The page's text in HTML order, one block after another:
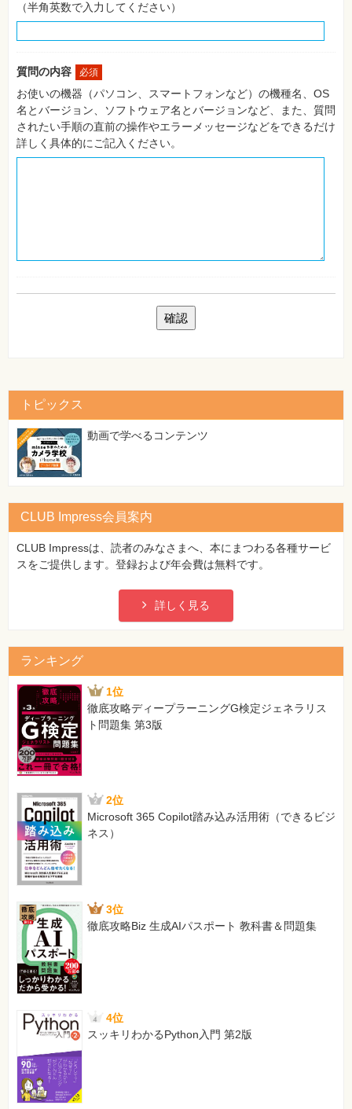
味・
素
集
自
作・
パ
ソ
コ
ン・
ホ
ビ
ー
ー
特
⼀
覧
（半角英数で入力してください）
質問の内容 必須
お使いの機器（パソコン、スマートフォンなど）の機種名、OS
名とバージョン、ソフトウェア名とバージョンなど、また、質問
されたい手順の直前の操作やエラーメッセージなどをできるだけ
詳しく具体的にご記入ください。
トピックス
動画で学べるコンテンツ
CLUB Impress会員案内
CLUB Impressは、読者のみなさまへ、本にまつわる各種サービ
スをご提供します。登録および年会費は無料です。
詳しく見る
ランキング
1位
徹底攻略ディープラーニングG検定ジェネラリス
ト問題集 第3版
2位
Microsoft 365 Copilot踏み込み活用術（できるビジ
ネス）
3位
徹底攻略Biz 生成AIパスポート 教科書＆問題集
4位
スッキリわかるPython入門 第2版